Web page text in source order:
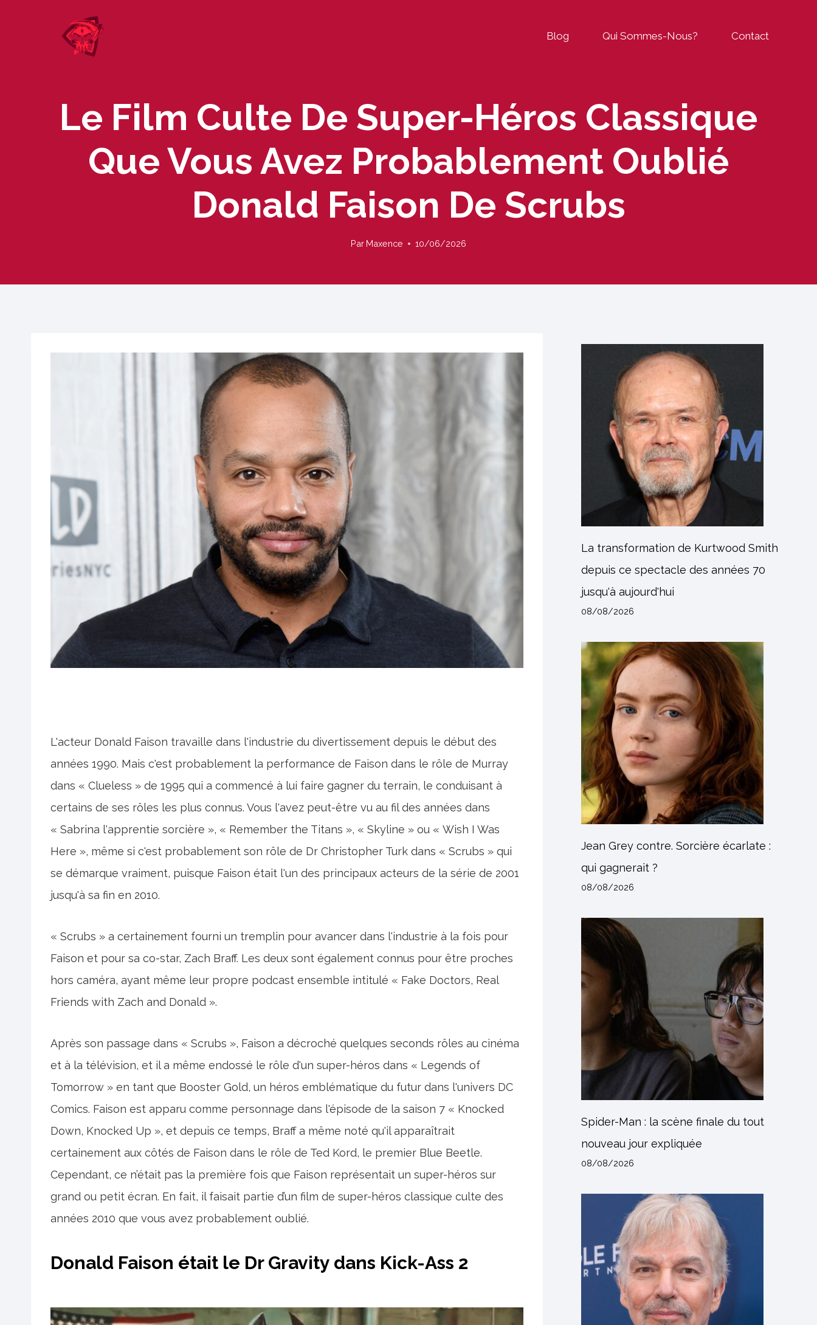
Blog Qui Sommes-Nous? Contact
Le Film Culte De Super-Héros Classique
Que Vous Avez Probablement Oublié
Donald Faison De Scrubs
Par Maxence 10/06/2026
L'acteur Donald Faison travaille dans l'industrie du divertissement depuis le début des
années 1990. Mais c'est probablement la performance de Faison dans le rôle de Murray
dans « Clueless » de 1995 qui a commencé à lui faire gagner du terrain, le conduisant à
certains de ses rôles les plus connus. Vous l'avez peut-être vu au fil des années dans
« Sabrina l'apprentie sorcière », « Remember the Titans », « Skyline » ou « Wish I Was
Here », même si c'est probablement son rôle de Dr Christopher Turk dans « Scrubs » qui
se démarque vraiment, puisque Faison était l'un des principaux acteurs de la série de 2001
jusqu'à sa fin en 2010.
« Scrubs » a certainement fourni un tremplin pour avancer dans l'industrie à la fois pour
Faison et pour sa co-star, Zach Braff. Les deux sont également connus pour être proches
hors caméra, ayant même leur propre podcast ensemble intitulé « Fake Doctors, Real
Friends with Zach and Donald ».
Après son passage dans « Scrubs », Faison a décroché quelques seconds rôles au cinéma
et à la télévision, et il a même endossé le rôle d'un super-héros dans « Legends of
Tomorrow » en tant que Booster Gold, un héros emblématique du futur dans l'univers DC
Comics. Faison est apparu comme personnage dans l'épisode de la saison 7 « Knocked
Down, Knocked Up », et depuis ce temps, Braff a même noté qu'il apparaîtrait
certainement aux côtés de Faison dans le rôle de Ted Kord, le premier Blue Beetle.
Cependant, ce n’était pas la première fois que Faison représentait un super-héros sur
grand ou petit écran. En fait, il faisait partie d’un film de super-héros classique culte des
années 2010 que vous avez probablement oublié.
Donald Faison était le Dr Gravity dans Kick-Ass 2
La transformation de Kurtwood Smith
depuis ce spectacle des années 70
jusqu'à aujourd'hui
08/08/2026
Jean Grey contre. Sorcière écarlate :
qui gagnerait ?
08/08/2026
Spider-Man : la scène finale du tout
nouveau jour expliquée
08/08/2026